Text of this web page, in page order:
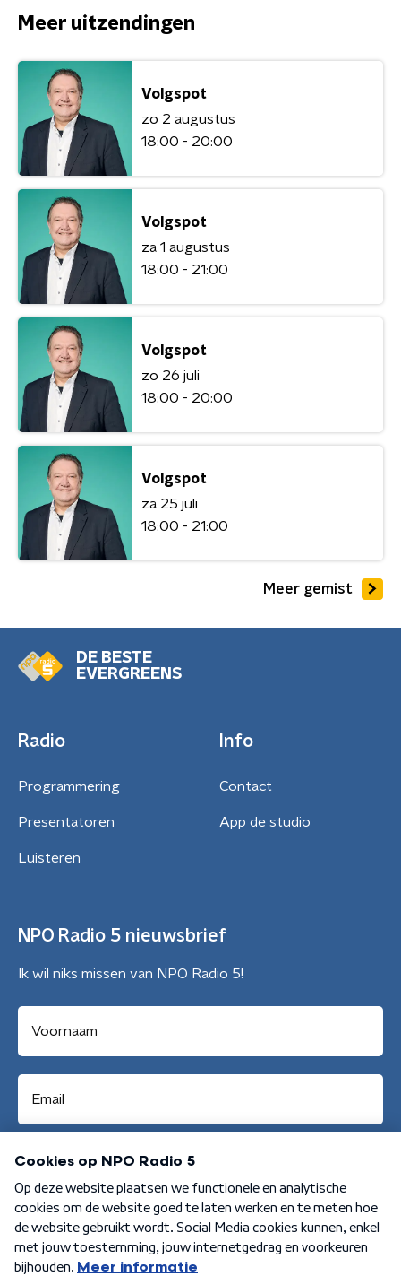
Meer uitzendingen
Volgspot
zo 2 augustus
18:00 - 20:00
Volgspot
za 1 augustus
18:00 - 21:00
Volgspot
zo 26 juli
18:00 - 20:00
Volgspot
za 25 juli
18:00 - 21:00
Meer gemist
DE BESTE
EVERGREENS
Radio
Programmering
Presentatoren
Luisteren
Info
Contact
App de studio
NPO Radio 5 nieuwsbrief
Ik wil niks missen van NPO Radio 5!
Aanmelden
Algemene voorwaarden